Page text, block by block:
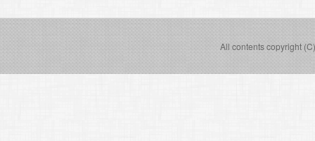
All contents copyright